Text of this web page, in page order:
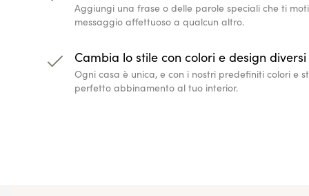
Aggiungi una frase o delle parole speciali che ti
messaggio affettuoso a qualcun altro.
Cambia lo stile con colori e design diversi
Ogni casa è unica, e con i nostri predefiniti colori e
perfetto abbinamento al tuo interior.